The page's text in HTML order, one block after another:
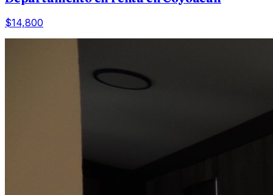
$14,800